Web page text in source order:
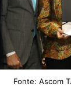
Fonte: Ascom